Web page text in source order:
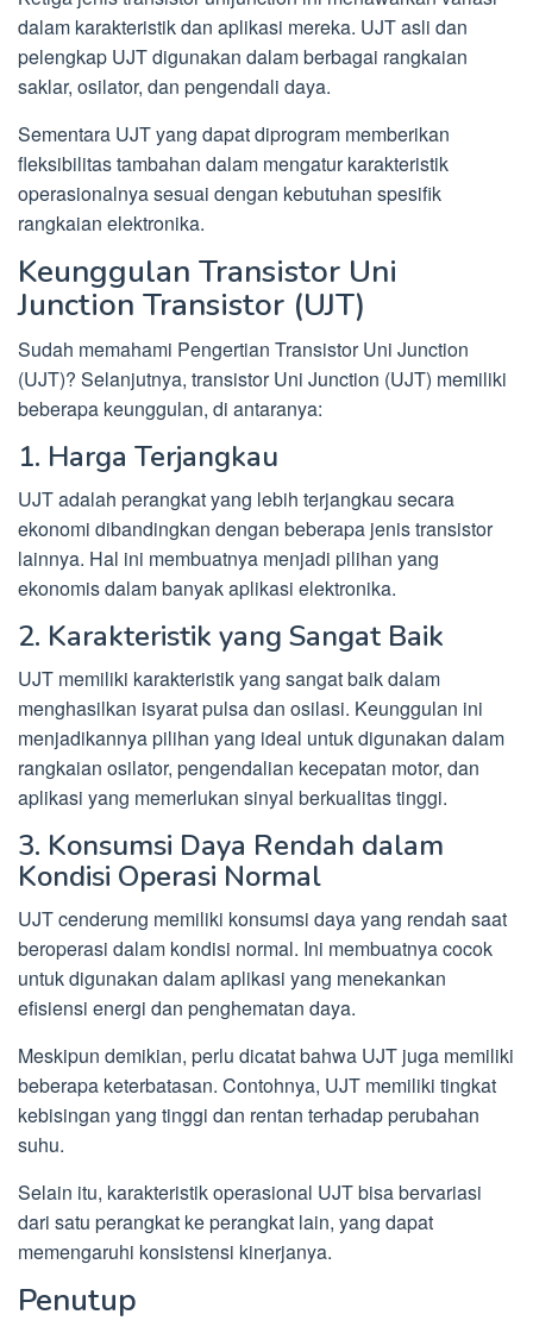
dalam karakteristik dan aplikasi mereka. UJT asli dan
pelengkap UJT digunakan dalam berbagai rangkaian
saklar, osilator, dan pengendali daya.
Sementara UJT yang dapat diprogram memberikan
fleksibilitas tambahan dalam mengatur karakteristik
operasionalnya sesuai dengan kebutuhan spesifik
rangkaian elektronika.
Keunggulan Transistor Uni
Junction Transistor (UJT)
Sudah memahami Pengertian Transistor Uni Junction
(UJT)? Selanjutnya, transistor Uni Junction (UJT) memiliki
beberapa keunggulan, di antaranya:
1. Harga Terjangkau
UJT adalah perangkat yang lebih terjangkau secara
ekonomi dibandingkan dengan beberapa jenis transistor
lainnya. Hal ini membuatnya menjadi pilihan yang
ekonomis dalam banyak aplikasi elektronika.
2. Karakteristik yang Sangat Baik
UJT memiliki karakteristik yang sangat baik dalam
menghasilkan isyarat pulsa dan osilasi. Keunggulan ini
menjadikannya pilihan yang ideal untuk digunakan dalam
rangkaian osilator, pengendalian kecepatan motor, dan
aplikasi yang memerlukan sinyal berkualitas tinggi.
3. Konsumsi Daya Rendah dalam
Kondisi Operasi Normal
UJT cenderung memiliki konsumsi daya yang rendah saat
beroperasi dalam kondisi normal. Ini membuatnya cocok
untuk digunakan dalam aplikasi yang menekankan
efisiensi energi dan penghematan daya.
Meskipun demikian, perlu dicatat bahwa UJT juga memiliki
beberapa keterbatasan. Contohnya, UJT memiliki tingkat
kebisingan yang tinggi dan rentan terhadap perubahan
suhu.
Selain itu, karakteristik operasional UJT bisa bervariasi
dari satu perangkat ke perangkat lain, yang dapat
memengaruhi konsistensi kinerjanya.
Penutup